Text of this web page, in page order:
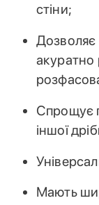
стіни;
Дозволяє
акуратно
Спрощує
іншої
Мають